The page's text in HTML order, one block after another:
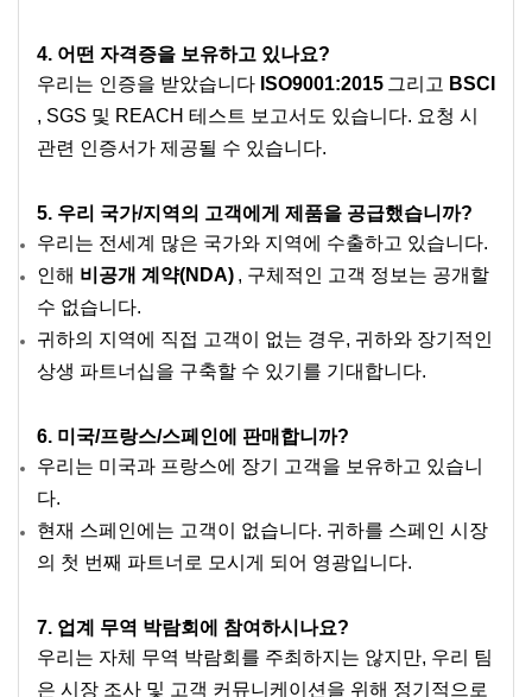
4. 어떤 자격증을 보유하고 있나요?
우리는 인증을 받았습니다 ISO9001:2015 그리고 BSCI
, SGS 및 REACH 테스트 보고서도 있습니다. 요청 시
관련 인증서가 제공될 수 있습니다.
5. 우리 국가/지역의 고객에게 제품을 공급했습니까?
우리는 전세계 많은 국가와 지역에 수출하고 있습니다.
인해 비공개 계약(NDA) , 구체적인 고객 정보는 공개할
수 없습니다.
귀하의 지역에 직접 고객이 없는 경우, 귀하와 장기적인
상생 파트너십을 구축할 수 있기를 기대합니다.
6. 미국/프랑스/스페인에 판매합니까?
우리는 미국과 프랑스에 장기 고객을 보유하고 있습니
다.
현재 스페인에는 고객이 없습니다. 귀하를 스페인 시장
의 첫 번째 파트너로 모시게 되어 영광입니다.
7. 업계 무역 박람회에 참여하시나요?
우리는 자체 무역 박람회를 주최하지는 않지만, 우리 팀
은 시장 조사 및 고객 커뮤니케이션을 위해 정기적으로